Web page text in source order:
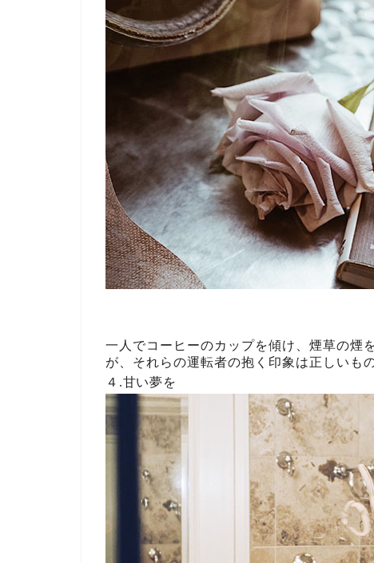
一人でコーヒーのカップを傾け、煙草の煙
が、それらの運転者の抱く印象は正しいも
４.甘い夢を